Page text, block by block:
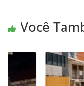
Você